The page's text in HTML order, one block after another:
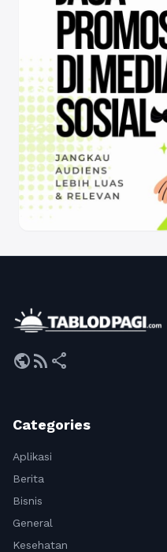
publicrss_feed share
Categories
Aplikasi
Berita
Bisnis
General
Kesehatan